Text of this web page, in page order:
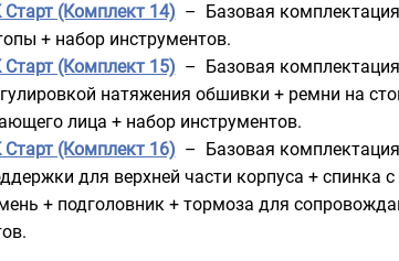
(Комплект 14) – Базовая
+ набор инструментов.
(Комплект 15) – Базовая
натяжения обшивки + ремни на
лица + набор инструментов.
(Комплект 16) – Базовая комплектация
для верхней части корпуса + спинка
+ подголовник + тормоза для